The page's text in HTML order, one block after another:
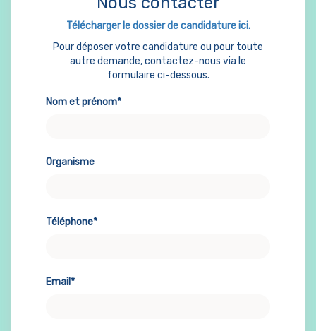
Télécharger le dossier de candidature ici.
Pour déposer votre candidature ou pour toute
autre demande, contactez-nous via le
formulaire ci-dessous.
Nom et prénom*
Organisme
Téléphone*
Email*